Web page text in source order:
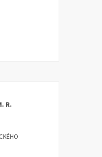
R.